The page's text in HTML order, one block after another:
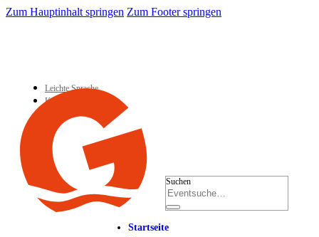
Zum Hauptinhalt springen Zum Footer springen
Leichte Sprache
Kontakt
Suchen
Startseite